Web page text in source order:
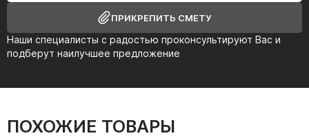
Наши специалисты с радостью проконсультируют Вас и
подберут наилучшее предложение
ПРИКРЕПИТЬ СМЕТУ
ПОХОЖИЕ ТОВАРЫ